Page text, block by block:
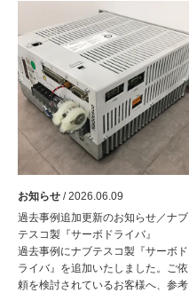
お知らせ / 2026.06.09
過去事例追加更新のお知らせ／ナブ
テスコ製『サーボドライバ』
過去事例にナブテスコ製『サーボド
ライバ』を追加いたしました。ご依
頼を検討されているお客様へ、参考